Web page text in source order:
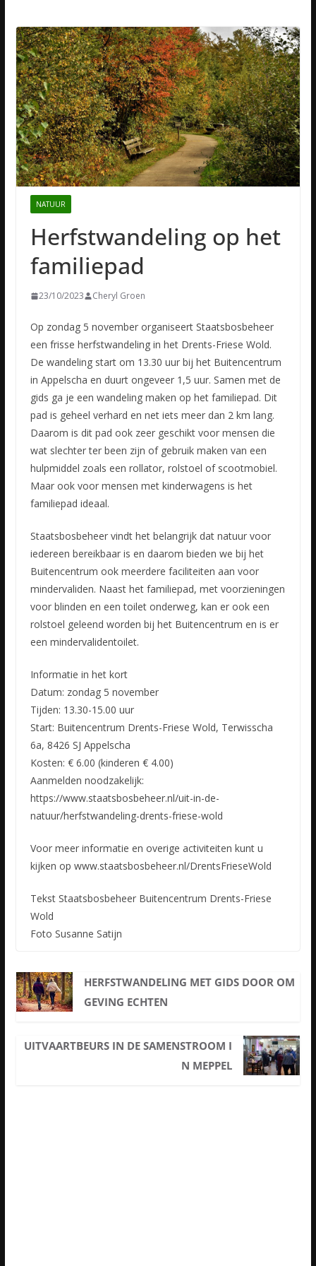
NATUUR
Herfstwandeling op het
familiepad
23/10/2023 Cheryl Groen
Op zondag 5 november organiseert Staatsbosbeheer
een frisse herfstwandeling in het Drents-Friese Wold.
De wandeling start om 13.30 uur bij het Buitencentrum
in Appelscha en duurt ongeveer 1,5 uur. Samen met de
gids ga je een wandeling maken op het familiepad. Dit
pad is geheel verhard en net iets meer dan 2 km lang.
Daarom is dit pad ook zeer geschikt voor mensen die
wat slechter ter been zijn of gebruik maken van een
hulpmiddel zoals een rollator, rolstoel of scootmobiel.
Maar ook voor mensen met kinderwagens is het
familiepad ideaal.
Staatsbosbeheer vindt het belangrijk dat natuur voor
iedereen bereikbaar is en daarom bieden we bij het
Buitencentrum ook meerdere faciliteiten aan voor
mindervaliden. Naast het familiepad, met voorzieningen
voor blinden en een toilet onderweg, kan er ook een
rolstoel geleend worden bij het Buitencentrum en is er
een mindervalidentoilet.
Informatie in het kort
Datum: zondag 5 november
Tijden: 13.30-15.00 uur
Start: Buitencentrum Drents-Friese Wold, Terwisscha
6a, 8426 SJ Appelscha
Kosten: € 6.00 (kinderen € 4.00)
Aanmelden noodzakelijk:
https://www.staatsbosbeheer.nl/uit-in-de-
natuur/herfstwandeling-drents-friese-wold
Voor meer informatie en overige activiteiten kunt u
kijken op www.staatsbosbeheer.nl/DrentsFrieseWold
Tekst Staatsbosbeheer Buitencentrum Drents-Friese
Wold
Foto Susanne Satijn
HERFSTWANDELING MET GIDS DOOR OM
GEVING ECHTEN
UITVAARTBEURS IN DE SAMENSTROOM I
N MEPPEL